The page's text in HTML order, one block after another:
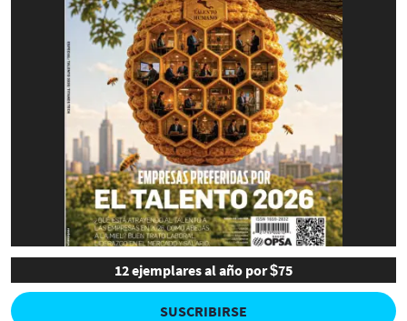
12 ejemplares al año por $75
SUSCRIBIRSE